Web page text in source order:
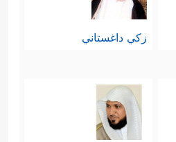
زكي داغستاني